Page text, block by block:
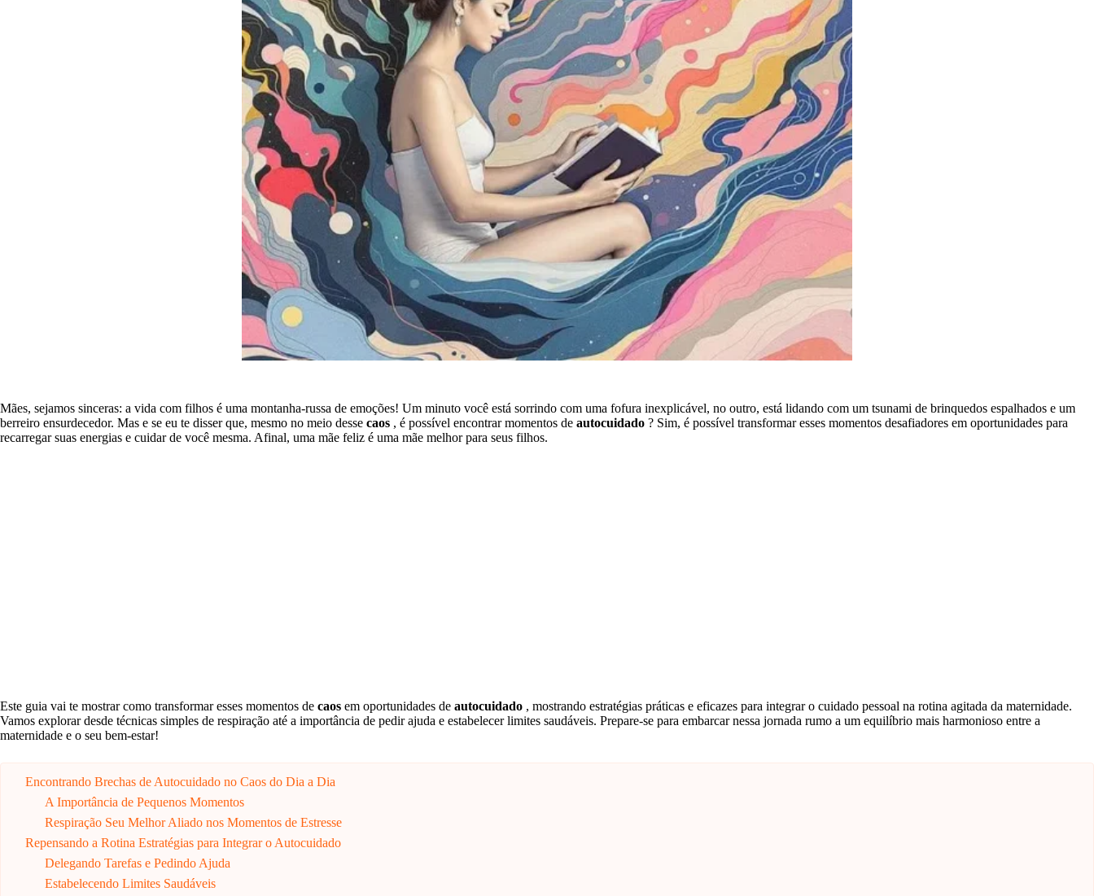
Mães, sejamos sinceras: a vida com filhos é uma montanha-russa de emoções! Um minuto você está sorrindo com uma fofura inexplicável, no outro, está lidando com um tsunami de brinquedos espalhados e um
berreiro ensurdecedor. Mas e se eu te disser que, mesmo no meio desse caos , é possível encontrar momentos de autocuidado ? Sim, é possível transformar esses momentos desafiadores em oportunidades para
recarregar suas energias e cuidar de você mesma. Afinal, uma mãe feliz é uma mãe melhor para seus filhos.
Este guia vai te mostrar como transformar esses momentos de caos em oportunidades de autocuidado , mostrando estratégias práticas e eficazes para integrar o cuidado pessoal na rotina agitada da maternidade.
Vamos explorar desde técnicas simples de respiração até a importância de pedir ajuda e estabelecer limites saudáveis. Prepare-se para embarcar nessa jornada rumo a um equilíbrio mais harmonioso entre a
maternidade e o seu bem-estar!
Encontrando Brechas de Autocuidado no Caos do Dia a Dia
A Importância de Pequenos Momentos
Respiração Seu Melhor Aliado nos Momentos de Estresse
Repensando a Rotina Estratégias para Integrar o Autocuidado
Delegando Tarefas e Pedindo Ajuda
Estabelecendo Limites Saudáveis